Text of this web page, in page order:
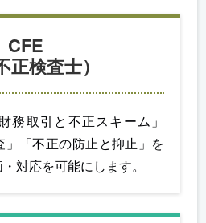
CFE
正検査士）
務取引と不正スキーム」
」「不正の防止と抑止」を
対応を可能にします。